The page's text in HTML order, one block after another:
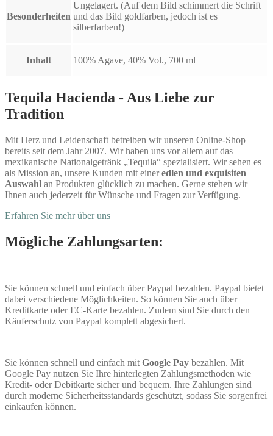
Besonderheiten
Ungelagert. (Auf dem Bild schimmert die Schrift
und das Bild goldfarben, jedoch ist es
silberfarben!)
Inhalt 100% Agave, 40% Vol., 700 ml
Tequila Hacienda - Aus Liebe zur
Tradition
Mit Herz und Leidenschaft betreiben wir unseren Online-Shop
bereits seit dem Jahr 2007. Wir haben uns vor allem auf das
mexikanische Nationalgetränk „Tequila“ spezialisiert. Wir sehen es
als Mission an, unsere Kunden mit eineredlen und exquisiten
Auswahl an Produkten glücklich zu machen. Gerne stehen wir
Ihnen auch jederzeit für Wünsche und Fragen zur Verfügung.
Erfahren Sie mehr über uns
Mögliche Zahlungsarten:
Sie können schnell und einfach über Paypal bezahlen. Paypal bietet
dabei verschiedene Möglichkeiten. So können Sie auch über
Kreditkarte oder EC-Karte bezahlen. Zudem sind Sie durch den
Käuferschutz von Paypal komplett abgesichert.
Sie können schnell und einfach mit Google Pay bezahlen. Mit
Google Pay nutzen Sie Ihre hinterlegten Zahlungsmethoden wie
Kredit- oder Debitkarte sicher und bequem. Ihre Zahlungen sind
durch moderne Sicherheitsstandards geschützt, sodass Sie sorgenfrei
einkaufen können.